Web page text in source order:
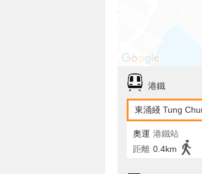
港鐵
東涌綫 Tung
奧運 港鐵站
距離 0.4km